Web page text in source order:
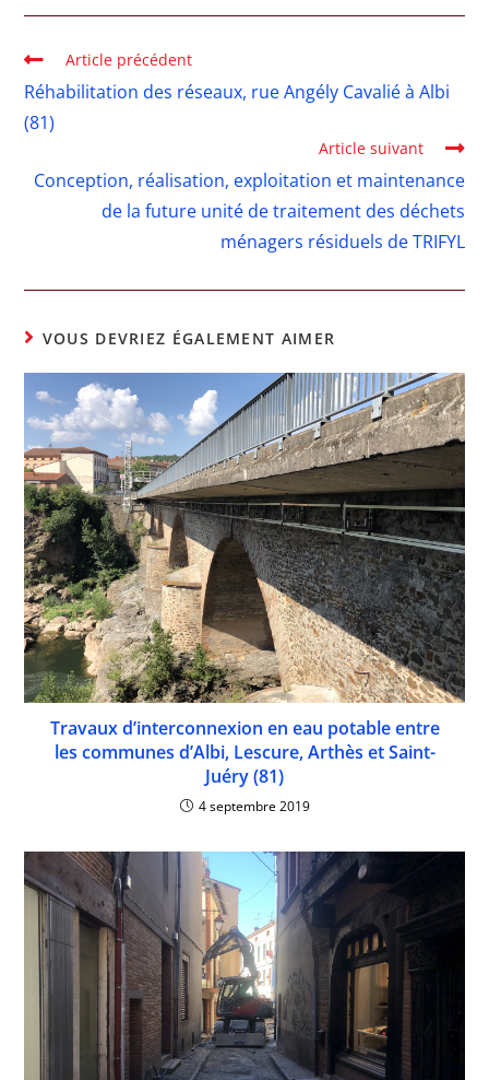
Article précédent
Réhabilitation des réseaux, rue Angély Cavalié à Albi
(81)
Article suivant
Conception, réalisation, exploitation et maintenance
de la future unité de traitement des déchets
ménagers résiduels de TRIFYL
VOUS DEVRIEZ ÉGALEMENT AIMER
Travaux d’interconnexion en eau potable entre
les communes d’Albi, Lescure, Arthès et Saint-
Juéry (81)
4 septembre 2019